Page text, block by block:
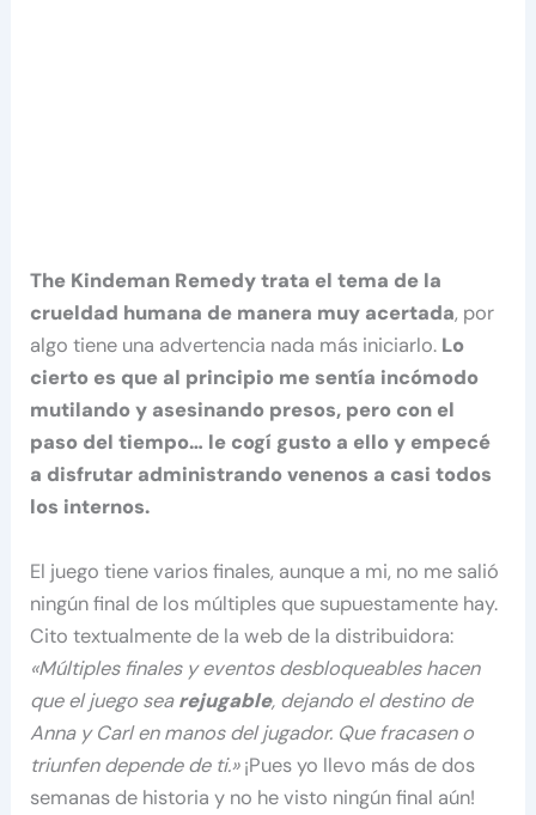
The Kindeman Remedy trata el tema de la
crueldad humana de manera muy acertada, por
algo tiene una advertencia nada más iniciarlo. Lo
cierto es que al principio me sentía incómodo
mutilando y asesinando presos, pero con el
paso del tiempo… le cogí gusto a ello y empecé
a disfrutar administrando venenos a casi todos
los internos.
El juego tiene varios finales, aunque a mi, no me salió
ningún final de los múltiples que supuestamente hay.
Cito textualmente de la web de la distribuidora:
«Múltiples finales y eventos desbloqueables hacen
que el juego searejugable, dejando el destino de
Anna y Carl en manos del jugador. Que fracasen o
triunfen depende de ti.»¡Pues yo llevo más de dos
semanas de historia y no he visto ningún final aún!